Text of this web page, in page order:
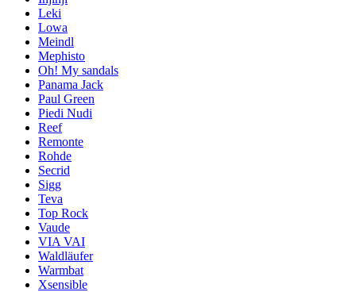
Leki
Lowa
Meindl
Mephisto
Oh! My sandals
Panama Jack
Paul Green
Piedi Nudi
Reef
Remonte
Rohde
Secrid
Sigg
Teva
Top Rock
Vaude
VIA VAI
Waldläufer
Warmbat
Xsensible